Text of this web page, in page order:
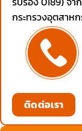
กระทรวงอุตสาห
ติดต่อเรา